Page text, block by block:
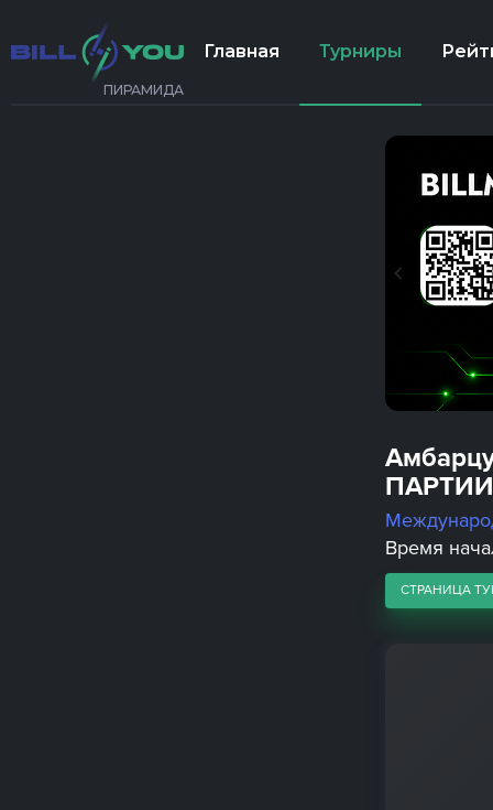
ПИРАМИДА
Главная Турниры
ПАРТИИ
Время
СТРАНИЦА